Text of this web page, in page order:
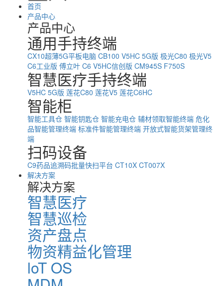
首页
产品中心
产品中心
通用手持终端
CX10超薄5G平板电脑 CB100 V5HC 5G版 极光C80 极光V5
C6工业版 傅立叶 C6 V5HC信创版 CM945S F750S
智慧医疗手持终端
V5HC 5G版 莲花C80 莲花V5 莲花C6HC
智能柜
智能工具仓 智能钥匙仓 智能充电仓 辅材领取智能终端 危化
品智能管理终端 标准件智能管理终端 开放式智能货架管理终
端
扫码设备
C9药品追溯码批量快扫平台 CT10X CT007X
解决方案
解决方案
智慧医疗
智慧巡检
资产盘点
物资精益化管理
loT OS